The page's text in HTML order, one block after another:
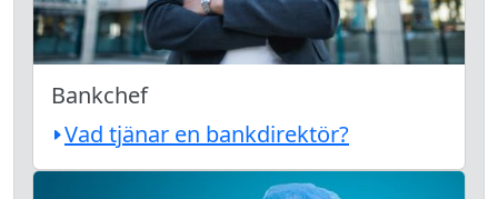
Bankchef
Vad tjänar en bankdirektör?